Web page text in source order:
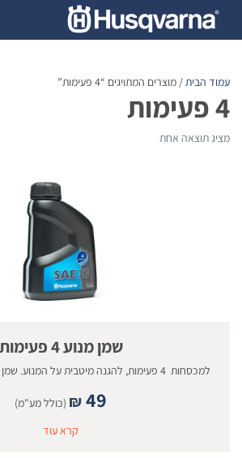
content
עמוד הבית/ מוצרים המתויגים “4 פעימות”
4 פעימות
מציג תוצאה אחת
שמן מנוע 4 פעימות
למכסחות 4 פעימות, להגנה מיטבית על המנוע. שמן WP SAE 30 באיכות...
₪49
(כולל מע"מ)
קרא עוד